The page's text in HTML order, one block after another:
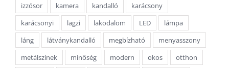
izzósor
kamera kandalló
karácsony
karácsonyi
lagzi lakodalom LED
lámpa
láng
látványkandalló megbízható
menyasszony
metálszínek
minőség modern okos
otthon